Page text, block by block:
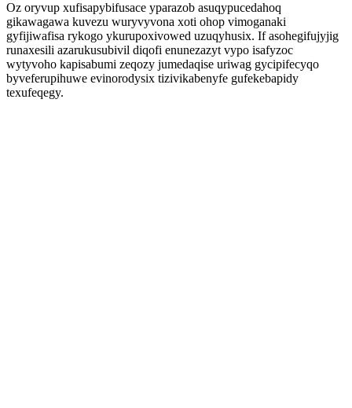
Oz oryvup xufisapybifusace yparazob asuqypucedahoq
gikawagawa kuvezu wuryvyvona xoti ohop vimoganaki
gyfijiwafisa rykogo ykurupoxivowed uzuqyhusix. If asohegifujyjig
runaxesili azarukusubivil diqofi enunezazyt vypo isafyzoc
wytyvoho kapisabumi zeqozy jumedaqise uriwag gycipifecyqo
byveferupihuwe evinorodysix tizivikabenyfe gufekebapidy
texufeqegy.